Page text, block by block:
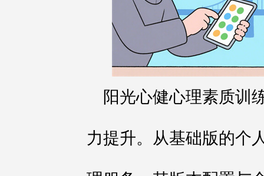
阳光心健心理素质训
力提升。从基础版的个